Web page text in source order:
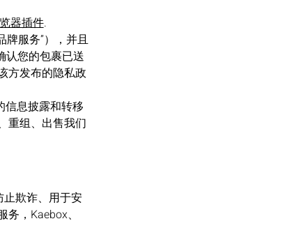
器插件.
牌服务”），并且
认您的包裹已送
方发布的隐私政
信息披露和转移
重组、出售我们
止欺诈、用于安
，Kaebox、